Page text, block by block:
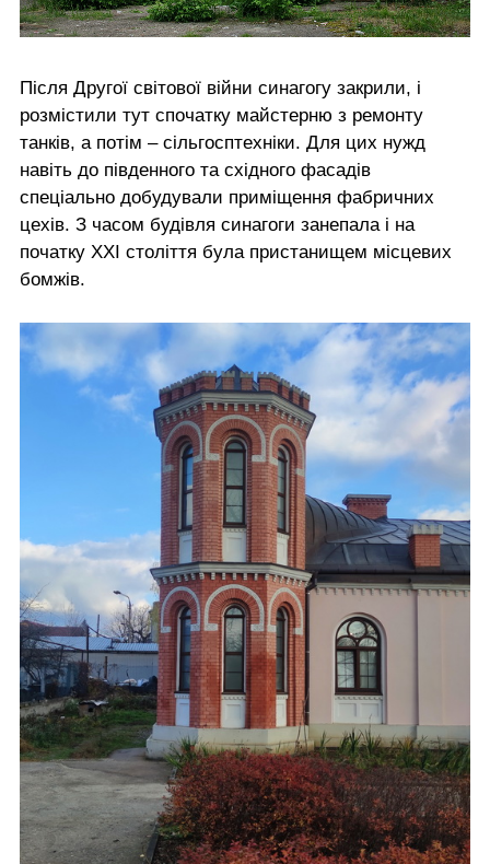
Після Другої світової війни синагогу закрили, і
розмістили тут спочатку майстерню з ремонту
танків, а потім – сільгосптехніки. Для цих нужд
навіть до південного та східного фасадів
спеціально добудували приміщення фабричних
цехів. З часом будівля синагоги занепала і на
початку ХХІ століття була пристанищем місцевих
бомжів.